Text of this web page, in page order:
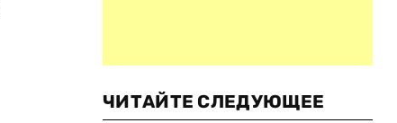
ЧИТАЙТЕ СЛЕДУЮЩЕЕ